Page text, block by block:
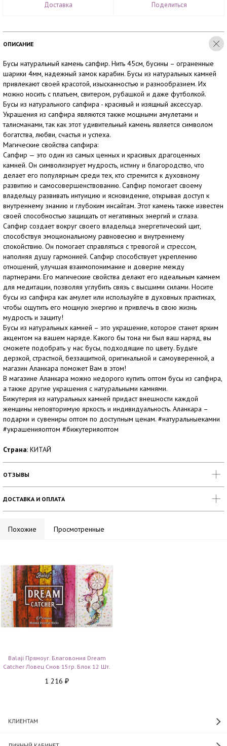
Доставка Поделиться
ОПИСАНИЕ
Бусы натуральный камень сапфир. Нить 45см, бусины – ограненные
шарики 4мм, надежный замок карабин. Бусы из натуральных камней
привлекают своей красотой, изысканностью и разнообразием. Их
можно носить с платьем, свитером, рубашкой и даже футболкой.
Бусы из натурального сапфира - красивый и изящный аксессуар.
Украшения из сапфира являются также мощными амулетами и
талисманами, так как этот удивительный камень является символом
богатства, любви, счастья и успеха.
Магические свойства сапфира:
Сапфир — это один из самых ценных и красивых драгоценных
камней. Он символизирует мудрость, истину и благородство, что
делает его популярным среди тех, кто стремится к духовному
развитию и самосовершенствованию. Сапфир помогает своему
владельцу развивать интуицию и ясновидение, открывая доступ к
внутреннему знанию и глубоким инсайтам. Этот камень также известен
своей способностью защищать от негативных энергий и сглаза.
Сапфир создает вокруг своего владельца энергетический щит,
способствуя эмоциональному равновесию и внутреннему
спокойствию. Он помогает справляться с тревогой и стрессом,
наполняя душу гармонией. Сапфир способствует укреплению
отношений, улучшая взаимопонимание и доверие между
партнерами. Его магические свойства делают его идеальным камнем
для медитации, позволяя углубить связь с высшими силами. Носите
бусы из сапфира как амулет или используйте в духовных практиках,
чтобы ощутить его мощную энергию и привлечь в свою жизнь
мудрость и защиту!
Бусы из натуральных камней – это украшение, которое станет ярким
акцентом на вашем наряде. Какого бы тона ни был ваш наряд, вы
сможете подобрать у нас бусы, подходящие по цвету. Будьте
дерзкой, страстной, беззащитной, оригинальной и самоуверенной, а
магазин Аланкара поможет Вам в этом!
В магазине Аланкара можно недорого купить оптом бусы из сапфира,
а также другие украшения с натуральными камнями.
Бижутерия из натуральных камней придаст внешности каждой
женщины неповторимую яркость и индивидуальность. Аланкара –
подарки и сувениры оптом по доступным ценам. #натуральныекамни
#украшенияоптом #бижутерияоптом
Страна: КИТАЙ
ОТЗЫВЫ
ДОСТАВКА И ОПЛАТА
Похожие Просмотренные
Balaji Прямоуг. Благовония Dream
Catcher Ловец Снов 15гр. Блок 12 Шт.
1 216 ₽
КЛИЕНТАМ